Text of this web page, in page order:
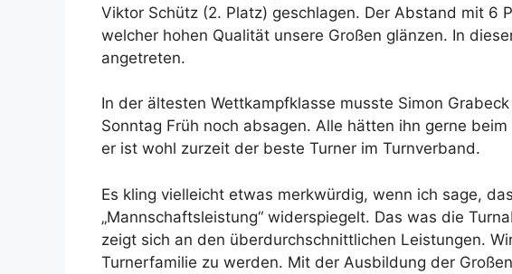
Viktor Schütz (2. Platz) geschlagen. Der Abstand mit 6
welcher hohen Qualität unsere Großen glänzen. In
angetreten.
In der ältesten Wettkampfklasse musste Simon
Sonntag Früh noch absagen. Alle hätten ihn gerne
er ist wohl zurzeit der beste Turner im Turnverband.
Es kling vielleicht etwas merkwürdig, wenn ich sage,
„Mannschaftsleistung“ widerspiegelt. Das was die
zeigt sich an den überdurchschnittlichen Leistungen.
Turnerfamilie zu werden. Mit der Ausbildung der